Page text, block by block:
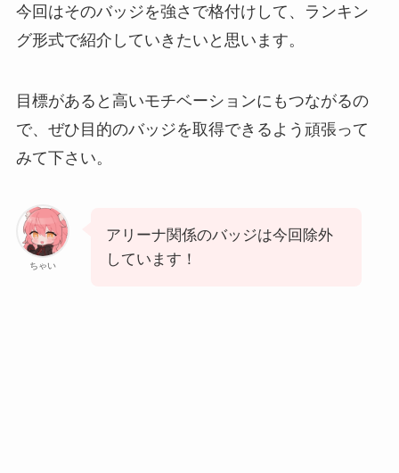
今回はそのバッジを強さで格付けして、ランキン
グ形式で紹介していきたいと思います。
目標があると高いモチベーションにもつながるの
で、ぜひ目的のバッジを取得できるよう頑張って
みて下さい。
ちゃい
アリーナ関係のバッジは今回除外
しています！